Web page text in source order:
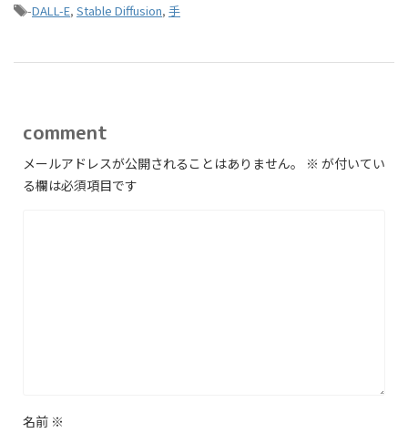
-DALL-E, Stable Diffusion, 手
comment
メールアドレスが公開されることはありません。 ※ が付いてい
る欄は必須項目です
名前 ※